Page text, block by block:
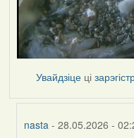
Увайдзіце ці
nasta - 28.05.2026 -